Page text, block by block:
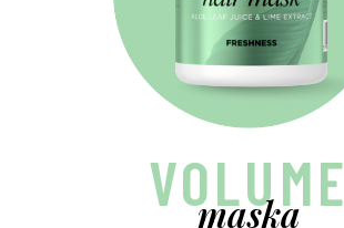
VOLUME
maska